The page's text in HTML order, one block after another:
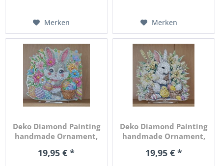
Merken Merken
Deko Diamond Painting
handmade Ornament,
19,95 € *
Deko Diamond Painting
handmade Ornament,
19,95 € *